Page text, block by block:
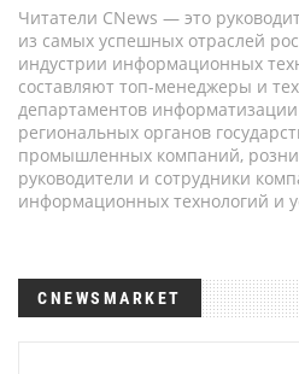
Читатели CNews — это
из самых успешных отраслей
индустрии информационных
составляют топ-менеджеры и
департаментов
региональных органов
промышленных компаний,
руководители и сотрудники
информационных технологий и
CNEWSMARKET